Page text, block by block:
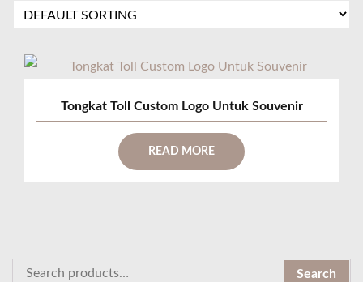
Tongkat Toll Custom Logo Untuk Souvenir
READ MORE
Search